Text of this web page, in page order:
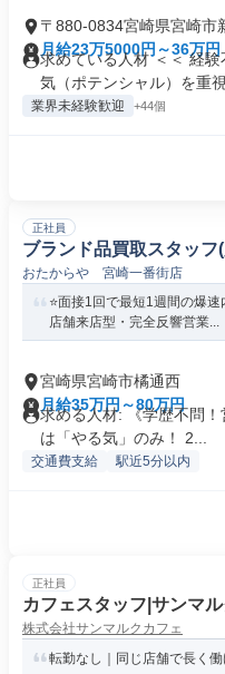
〒880-0834宮崎県宮崎市
月給23万5000円～36万円
求めている人材 ＜＜ 経
気（ポテンシャル）を重視
業界未経験歓迎 +44個
正社員
ブランド品買取スタッフ
おたからや 宮崎一番街店
⭐️面接1回で最短1週間の爆
店舗来店型・完全反響営業...
宮崎県宮崎市橘通西
月給35万円～80万円
求める人材: 《学歴不問！
は「やる気」のみ！ 2...
交通費支給 駅近5分以内
正社員
カフェスタッフ|サンマ
株式会社サンマルクカフェ
転勤なし｜同じ店舗で長く